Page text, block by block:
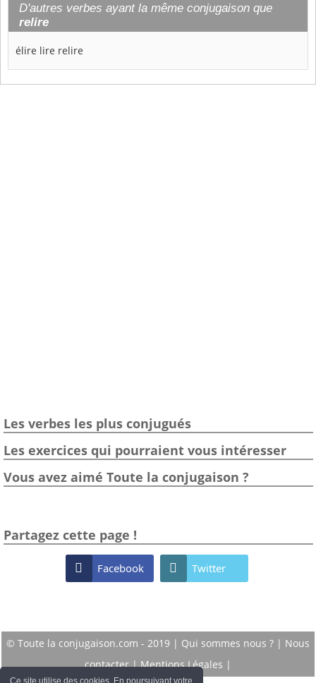
D'autres verbes ayant la même conjugaison que
relire
élire lire relire
Les verbes les plus conjugués
Les exercices qui pourraient vous intéresser
Vous avez aimé Toute la conjugaison ?
Partagez cette page !
 Facebook  Twitter
© Toute la conjugaison.com - 2019 | Qui sommes nous ? | Nous
contacter|Mentions Légales |